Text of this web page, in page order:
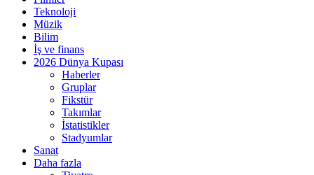
Teknoloji
Müzik
Bilim
İş ve finans
2026 Dünya Kupası
Haberler
Gruplar
Fikstür
Takımlar
İstatistikler
Stadyumlar
Sanat
Daha fazla